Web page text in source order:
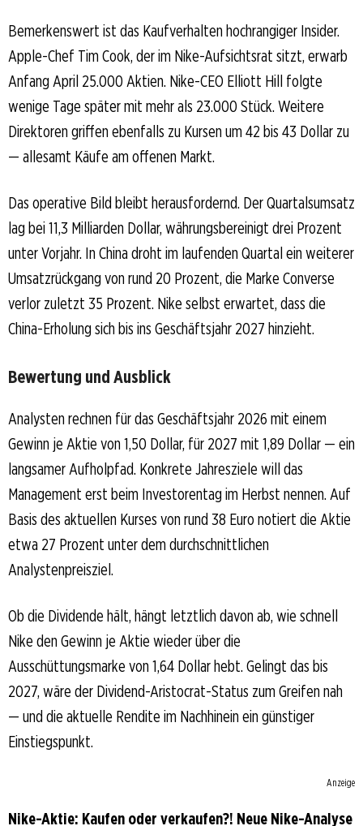
Bemerkenswert ist das Kaufverhalten hochrangiger Insider.
Apple-Chef Tim Cook, der im Nike-Aufsichtsrat sitzt, erwarb
Anfang April 25.000 Aktien. Nike-CEO Elliott Hill folgte
wenige Tage später mit mehr als 23.000 Stück. Weitere
Direktoren griffen ebenfalls zu Kursen um 42 bis 43 Dollar zu
— allesamt Käufe am offenen Markt.
Das operative Bild bleibt herausfordernd. Der Quartalsumsatz
lag bei 11,3 Milliarden Dollar, währungsbereinigt drei Prozent
unter Vorjahr. In China droht im laufenden Quartal ein weiterer
Umsatzrückgang von rund 20 Prozent, die Marke Converse
verlor zuletzt 35 Prozent. Nike selbst erwartet, dass die
China-Erholung sich bis ins Geschäftsjahr 2027 hinzieht.
Bewertung und Ausblick
Analysten rechnen für das Geschäftsjahr 2026 mit einem
Gewinn je Aktie von 1,50 Dollar, für 2027 mit 1,89 Dollar — ein
langsamer Aufholpfad. Konkrete Jahresziele will das
Management erst beim Investorentag im Herbst nennen. Auf
Basis des aktuellen Kurses von rund 38 Euro notiert die Aktie
etwa 27 Prozent unter dem durchschnittlichen
Analystenpreisziel.
Ob die Dividende hält, hängt letztlich davon ab, wie schnell
Nike den Gewinn je Aktie wieder über die
Ausschüttungsmarke von 1,64 Dollar hebt. Gelingt das bis
2027, wäre der Dividend-Aristocrat-Status zum Greifen nah
— und die aktuelle Rendite im Nachhinein ein günstiger
Einstiegspunkt.
Anzeige
Nike-Aktie: Kaufen oder verkaufen?! Neue Nike-Analyse